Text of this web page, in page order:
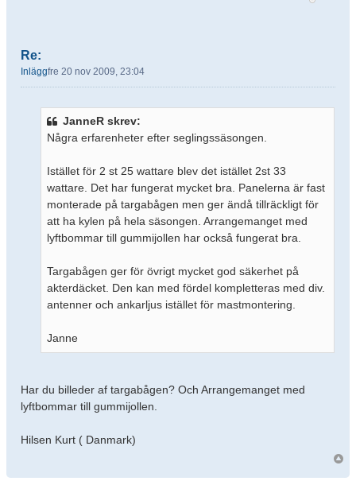
Re:
Inläggfre 20 nov 2009, 23:04
JanneR skrev:
Några erfarenheter efter seglingssäsongen.
Istället för 2 st 25 wattare blev det istället 2st 33
wattare. Det har fungerat mycket bra. Panelerna är fast
monterade på targabågen men ger ändå tillräckligt för
att ha kylen på hela säsongen. Arrangemanget med
lyftbommar till gummijollen har också fungerat bra.
Targabågen ger för övrigt mycket god säkerhet på
akterdäcket. Den kan med fördel kompletteras med div.
antenner och ankarljus istället för mastmontering.
Janne
Har du billeder af targabågen? Och Arrangemanget med
lyftbommar till gummijollen.
Hilsen Kurt ( Danmark)